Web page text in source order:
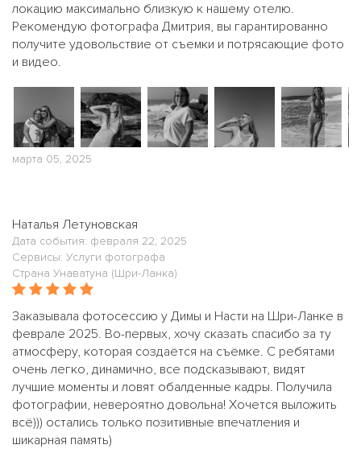
локацию максимально близкую к нашему отелю.
Рекомендую фотографа Дмитрия, вы гарантированно
получите удовольствие от съемки и потрясающие фото
и видео.
марта 05, 2025
Наталья Летуновская
Дата события: февраля 22, 2025
Сервисы: Услуги фотографа
Страна Унаватуна (Шри-Ланка)
Заказывала фотосессию у Димы и Насти на Шри-Ланке в
феврале 2025. Во-первых, хочу сказать спасибо за ту
атмосферу, которая создаётся на съёмке. С ребятами
очень легко, динамично, все подсказывают, видят
лучшие моменты и ловят обалденные кадры. Получила
фотографии, невероятно довольна! Хочется выложить
всё))) остались только позитивные впечатления и
шикарная память)